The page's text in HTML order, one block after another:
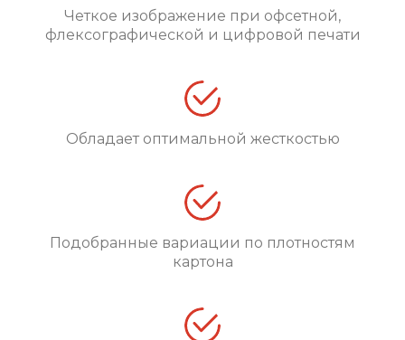
Четкое изображение при офсетной,
флексографической и цифровой печати
Обладает оптимальной жесткостью
Подобранные вариации по плотностям
картона